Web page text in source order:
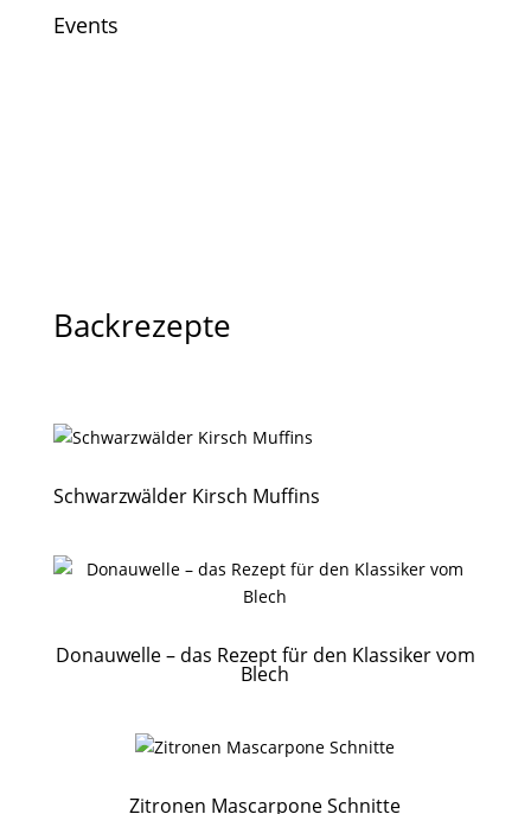
Events
Backrezepte
Schwarzwälder Kirsch Muffins
Donauwelle – das Rezept für den Klassiker vom
Blech
Zitronen Mascarpone Schnitte